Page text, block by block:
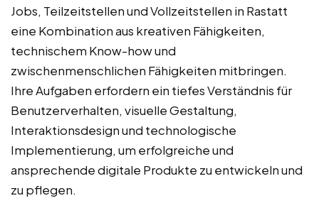
Jobs, Teilzeitstellen und Vollzeitstellen in Rastatt
eine Kombination aus kreativen Fähigkeiten,
technischem Know-how und
zwischenmenschlichen Fähigkeiten mitbringen.
Ihre Aufgaben erfordern ein tiefes Verständnis für
Benutzerverhalten, visuelle Gestaltung,
Interaktionsdesign und technologische
Implementierung, um erfolgreiche und
ansprechende digitale Produkte zu entwickeln und
zu pflegen.